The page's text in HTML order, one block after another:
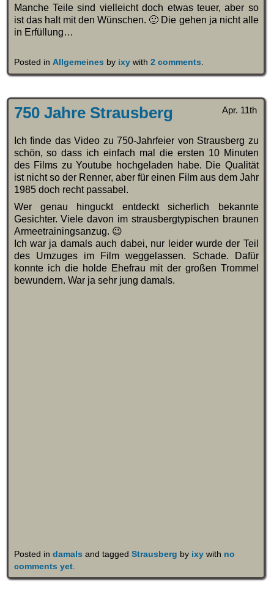
Manche Teile sind vielleicht doch etwas teuer, aber so
ist das halt mit den Wünschen. 🙂 Die gehen ja nicht alle
in Erfüllung…
Posted in Allgemeines by ixywith 2 comments.
Apr. 11th
750 Jahre Strausberg
Ich finde das Video zu 750-Jahrfeier von Strausberg zu
schön, so dass ich einfach mal die ersten 10 Minuten
des Films zu Youtube hochgeladen habe. Die Qualität
ist nicht so der Renner, aber für einen Film aus dem Jahr
1985 doch recht passabel.
Wer genau hinguckt entdeckt sicherlich bekannte
Gesichter. Viele davon im strausbergtypischen braunen
Armeetrainingsanzug. 😉
Ich war ja damals auch dabei, nur leider wurde der Teil
des Umzuges im Film weggelassen. Schade. Dafür
konnte ich die holde Ehefrau mit der großen Trommel
bewundern. War ja sehr jung damals.
Posted in damals and tagged Strausberg by ixywith no
comments yet.